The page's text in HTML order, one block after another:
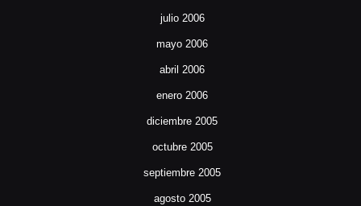
julio 2006
mayo 2006
abril 2006
enero 2006
diciembre 2005
octubre 2005
septiembre 2005
agosto 2005